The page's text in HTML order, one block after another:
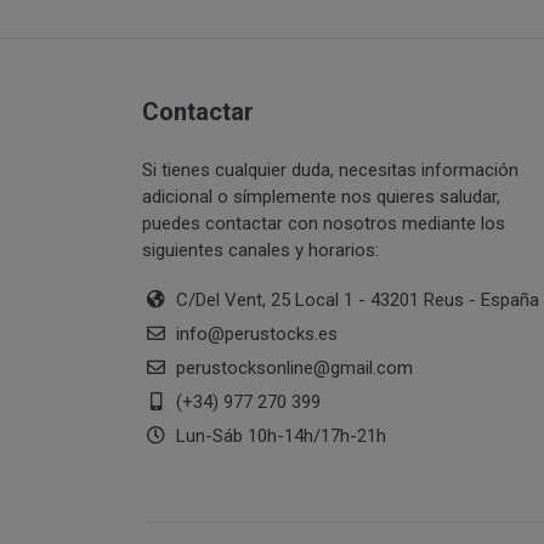
Contactar
Si tienes cualquier duda, necesitas información
adicional o símplemente nos quieres saludar,
puedes contactar con nosotros mediante los
siguientes canales y horarios:
C/Del Vent, 25 Local 1 - 43201 Reus - España
info@perustocks.es
perustocksonline@gmail.com
(+34) 977 270 399
Lun-Sáb 10h-14h/17h-21h
información de
Reproducir,
transformar o
Recabar
con fines de
¿Cuál es la
momento,
De no hallarse
PERUSTOCKS
cuyo caso, el
En caso de
sustitución por
de pago que se
Si